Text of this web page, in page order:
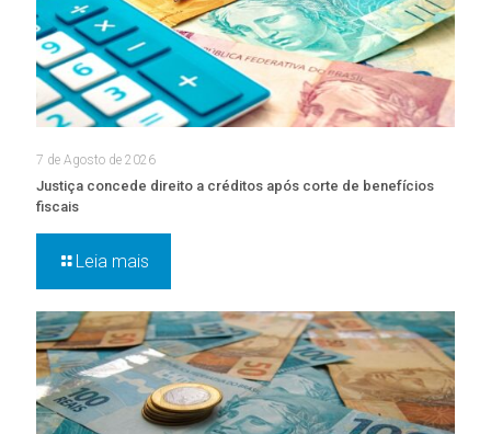
7 de Agosto de 2026
Justiça concede direito a créditos após corte de benefícios
fiscais
Leia mais